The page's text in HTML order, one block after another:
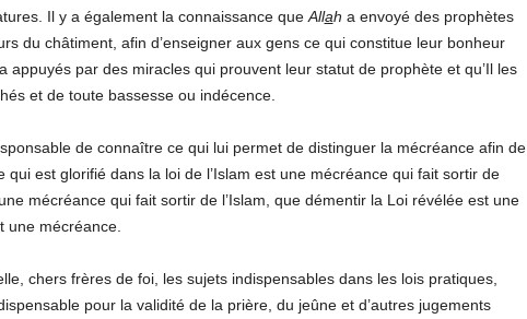
Il y a également la connaissance que Allah a envoyé des prophètes
du châtiment, afin d’enseigner aux gens ce qui constitue leur bonheur
appuyés par des miracles qui prouvent leur statut de prophète et qu’Il les
et de toute bassesse ou indécence.
de connaître ce qui lui permet de distinguer la mécréance afin de
qui est glorifié dans la loi de l’Islam est une mécréance qui fait sortir de
mécréance qui fait sortir de l’Islam, que démentir la Loi révélée est une
une mécréance.
chers frères de foi, les sujets indispensables dans les lois pratiques,
pour la validité de la prière, du jeûne et d’autres jugements